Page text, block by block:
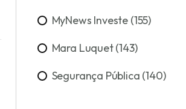
MyNews Investe (155)
Mara Luquet (143)
Segurança Pública (140)